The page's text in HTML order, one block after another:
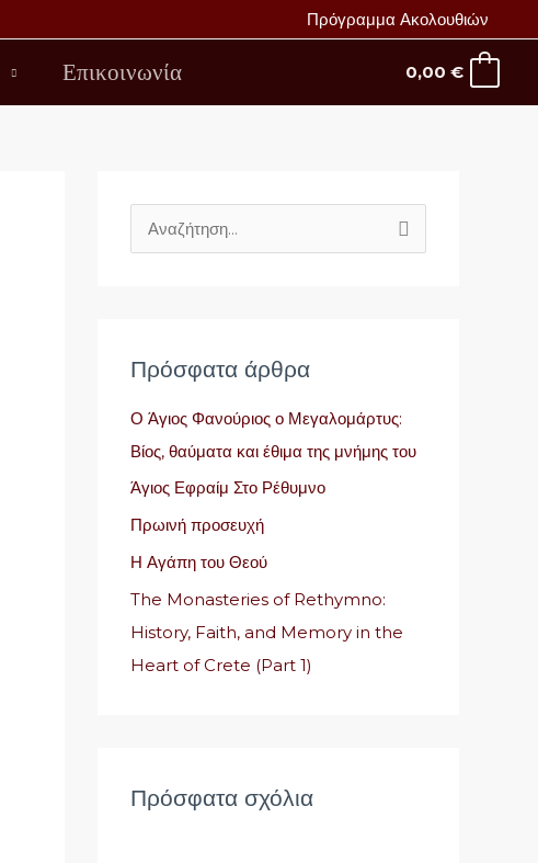
Πρόγραμμα Ακολουθιών
Επικοινωνία 0,00 €
ή
η
σ
η
γ
ι
α
:
Πρόσφατα άρθρα
Ο Άγιος Φανούριος ο Μεγαλομάρτυς:
Βίος, θαύματα και έθιμα της μνήμης του
Άγιος Εφραίμ Στο Ρέθυμνο
Πρωινή προσευχή
Η Αγάπη του Θεού
The Monasteries of Rethymno:
History, Faith, and Memory in the
Heart of Crete (Part 1)
Πρόσφατα σχόλια